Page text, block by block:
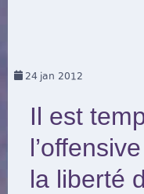
24 jan 2012
Il est
la liberté